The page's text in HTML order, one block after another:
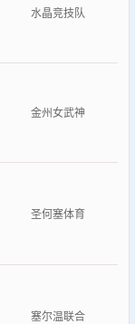
水晶竞技队
金州女武神
圣何塞体育
塞尔温联合